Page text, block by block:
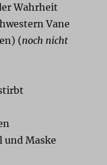
Wahrheit
Vane
(noch nicht
und Maske